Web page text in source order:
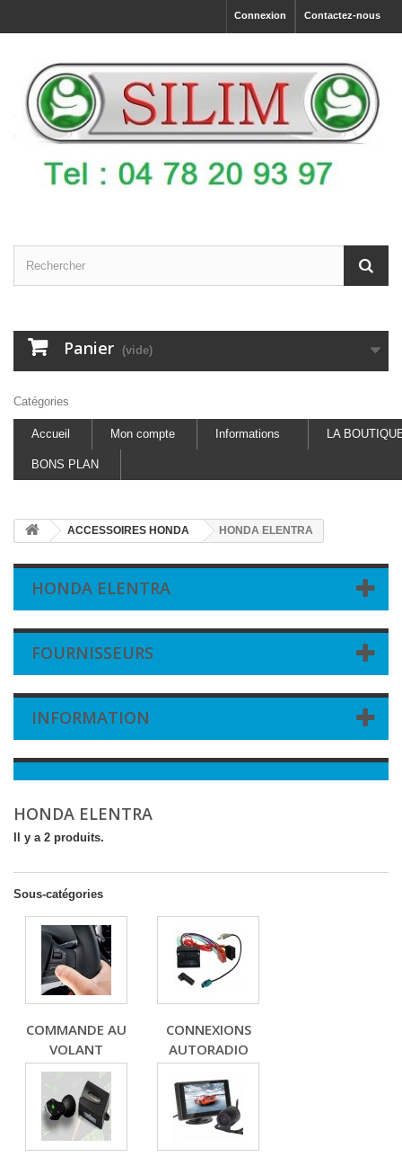
Contactez-nous
Connexion
Panier (vide)
Catégories
Accueil Mon compte Informations LA
BONS PLAN
ACCESSOIRES HONDA HONDA ELENTRA
HONDA ELENTRA
FOURNISSEURS
INFORMATION
HONDA ELENTRA
Il y a 2 produits.
Sous-catégories
COMMANDE AU
VOLANT
CONNEXIONS
AUTORADIO